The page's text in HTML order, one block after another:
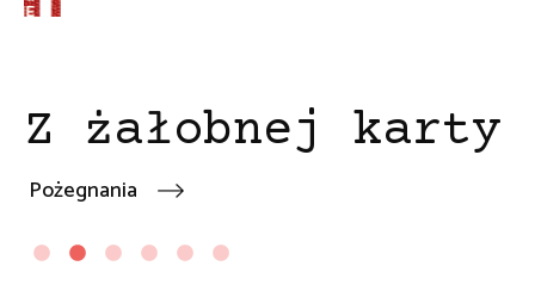
Z żałobnej karty
Pożegnania